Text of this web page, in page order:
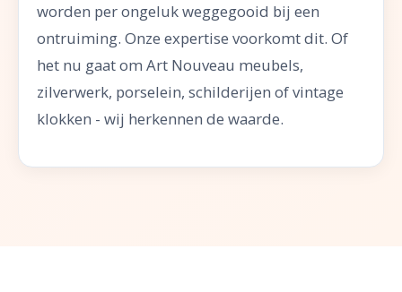
worden per ongeluk weggegooid bij een
ontruiming. Onze expertise voorkomt dit. Of
het nu gaat om Art Nouveau meubels,
zilverwerk, porselein, schilderijen of vintage
klokken - wij herkennen de waarde.